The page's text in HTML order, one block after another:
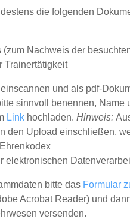
die folgenden
(zum Nachweis der
Trainertätigkeit
und als pdf-
sinnvoll benennen,
Link hochladen. Hinweis:
den Upload einschließen,
elektronischen
bitte das Formular
Acrobat Reader) und
versenden.